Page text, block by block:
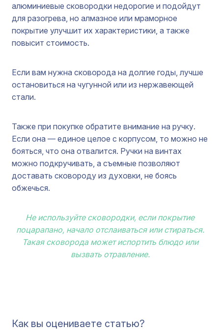
алюминиевые сковородки недорогие и подойдут
для разогрева, но алмазное или мраморное
покрытие улучшит их характеристики, а также
повысит стоимость.
Если вам нужна сковорода на долгие годы, лучше
остановиться на чугунной или из нержавеющей
стали.
Также при покупке обратите внимание на ручку.
Если она — единое целое с корпусом, то можно не
бояться, что она отвалится. Ручки на винтах
можно подкручивать, а съемные позволяют
доставать сковороду из духовки, не боясь
обжечься.
Не используйте сковородки, если покрытие
поцарапано, начало отслаиваться или стираться.
Такая сковорода может испортить блюдо или
вызвать отравление.
Как вы оцениваете статью?